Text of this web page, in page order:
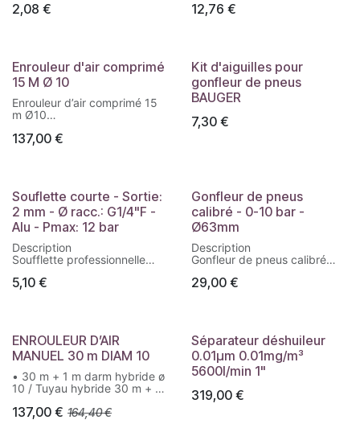
2,08 €
pour applications industrielles
12,76 €
Enrouleur d'air comprimé
15 M Ø 10
Enrouleur d’air comprimé 15
m Ø10
Enrouleur automatique
Raccords 2 x 3/8"M.
Protection contre l’usure.
137,00 €
Kit d'aiguilles pour
gonfleur de pneus
BAUGER
7,30€
Souflette courte - Sortie:
2 mm - Ø racc.: G1/4"F -
Alu - Pmax: 12 bar
Description
Soufflette professionnelle
- Diamètre orifice de sortie : 2
- Matière du corps :
Aluminium
maximale : 12 bar
- Débit à 6 bar : 200 l/min.
- Température de service du
fluide : -5°C à +70°C
5,10 €
Gonfleur de pneus
calibré - 0-10 bar -
Ø63mm
Description
Gonfleur de pneus calibré
63 mm
bar
- Calibration selon la directive
CEE n°86/217
29,00€
ENROULEUR D’AIR
MANUEL 30 m DIAM 10
• 30 m + 1 m darm hybride ø
10 / Tuyau hybride 30 m + 1
• 2 x 3/8” M aansluiting /
137,00 € 164,40€
Séparateur déshuileur
0.01µm 0.01mg/m³
5600l/min 1"
319,00€